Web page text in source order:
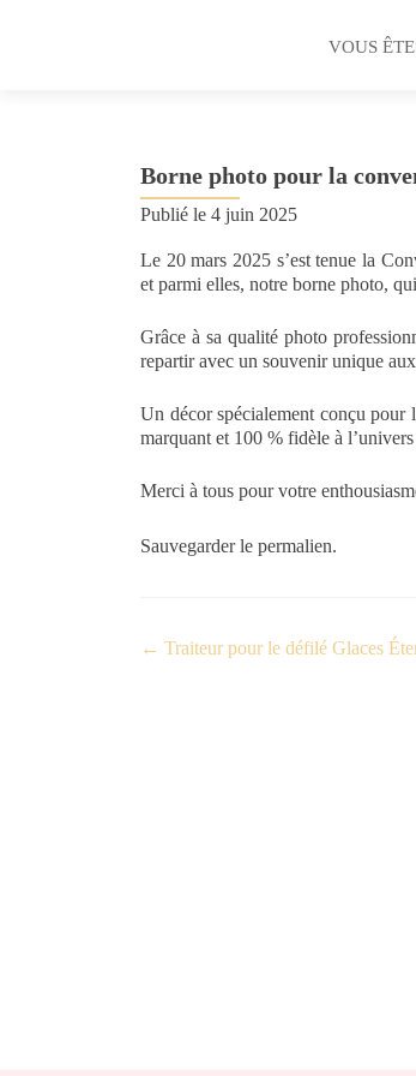
VOUS
Borne photo pour la
Publié le 4 juin 2025
Le 20 mars 2025 s’est tenue la
et parmi elles, notre borne photo,
Grâce à sa qualité photo
repartir avec un souvenir unique
Un décor spécialement conçu pour
marquant et 100 % fidèle à
Merci à tous pour votre
Sauvegarder le permalien.
← Traiteur pour le défilé Glaces